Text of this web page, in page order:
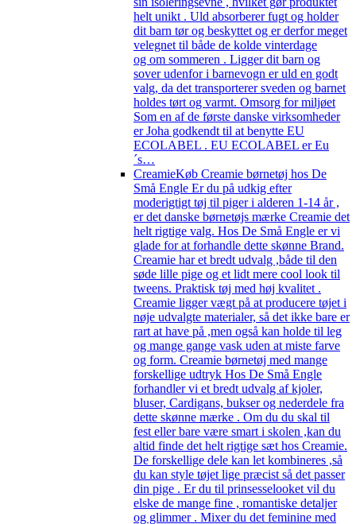
helt unikt . Uld absorberer fugt og holder
dit barn tør og beskyttet og er derfor meget
velegnet til både de kolde vinterdage
og om sommeren . Ligger dit barn og
sover udenfor i barnevogn er uld en godt
valg, da det transporterer sveden og barnet
holdes tørt og varmt. Omsorg for miljøet
Som en af de første danske virksomheder
er Joha godkendt til at benytte EU
ECOLABEL . EU ECOLABEL er Eu
´s…
CreamieKøb Creamie børnetøj hos De
Små Engle Er du på udkig efter
moderigtigt tøj til piger i alderen 1-14 år ,
er det danske børnetøjs mærke Creamie det
helt rigtige valg. Hos De Små Engle er vi
glade for at forhandle dette skønne Brand.
Creamie har et bredt udvalg ,både til den
søde lille pige og et lidt mere cool look til
tweens. Praktisk tøj med høj kvalitet .
Creamie ligger vægt på at producere tøjet i
nøje udvalgte materialer, så det ikke bare er
rart at have på ,men også kan holde til leg
og mange gange vask uden at miste farve
og form. Creamie børnetøj med mange
forskellige udtryk Hos De Små Engle
forhandler vi et bredt udvalg af kjoler,
bluser, Cardigans, bukser og nederdele fra
dette skønne mærke . Om du du skal til
fest eller bare være smart i skolen ,kan du
altid finde det helt rigtige sæt hos Creamie.
De forskellige dele kan let kombineres ,så
du kan style tøjet lige præcist så det passer
din pige . Er du til prinsesselooket vil du
elske de mange fine , romantiske detaljer
og glimmer . Mixer du det feminine med